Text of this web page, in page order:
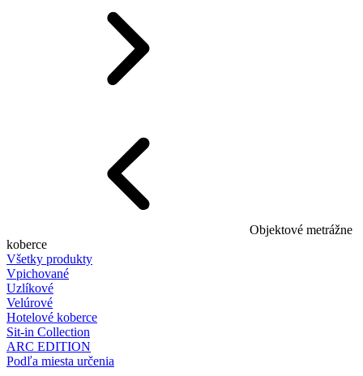
Objektové metrážne
koberce
Všetky produkty
Vpichované
Uzlíkové
Velúrové
Hotelové koberce
Sit-in Collection
ARC EDITION
Podľa miesta určenia